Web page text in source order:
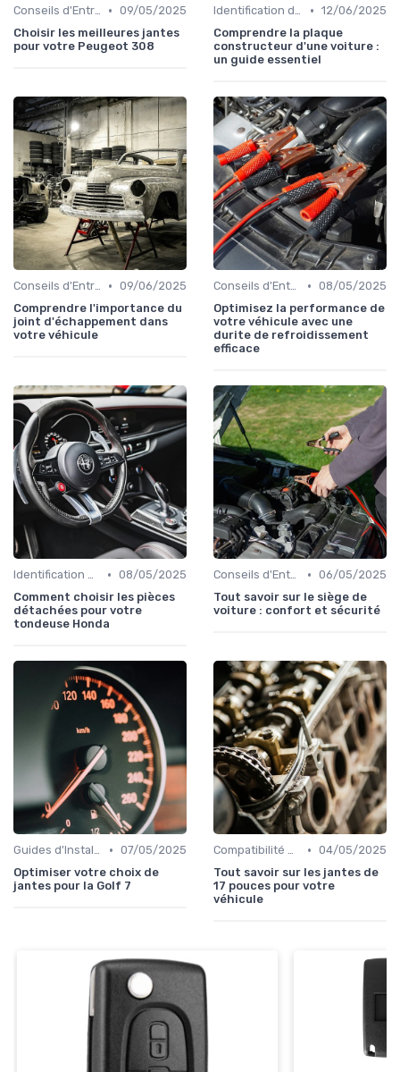
Conseils d'Entretien Auto • 09/05/2025
Choisir les meilleures jantes
pour votre Peugeot 308
Identification de la Pièce Nécessaire • 12/06/2025
Comprendre la plaque
constructeur d'une voiture :
un guide essentiel
Conseils d'Entretien Auto • 09/06/2025
Comprendre l'importance du
joint d'échappement dans
votre véhicule
Conseils d'Entretien Auto • 08/05/2025
Optimisez la performance de
votre véhicule avec une
durite de refroidissement
efficace
Identification de la Pièce Nécessaire • 08/05/2025
Comment choisir les pièces
détachées pour votre
tondeuse Honda
Conseils d'Entretien Auto • 06/05/2025
Tout savoir sur le siège de
voiture : confort et sécurité
Guides d'Installation et de Réparation • 07/05/2025
Optimiser votre choix de
jantes pour la Golf 7
Compatibilité des Pièces • 04/05/2025
Tout savoir sur les jantes de
17 pouces pour votre
véhicule